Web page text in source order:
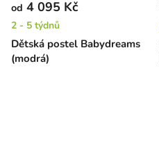
Dětská postel Babydreams
(modrá)
od 4 095 Kč
2 - 5 týdnů